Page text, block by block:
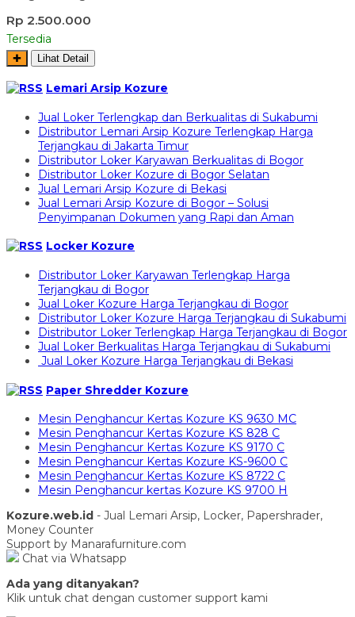
Rp 2.500.000
Tersedia
✚ Lihat Detail
Lemari Arsip Kozure
Jual Loker Terlengkap dan Berkualitas di Sukabumi
Distributor Lemari Arsip Kozure Terlengkap Harga
Terjangkau di Jakarta Timur
Distributor Loker Karyawan Berkualitas di Bogor
Distributor Loker Kozure di Bogor Selatan
Jual Lemari Arsip Kozure di Bekasi
Jual Lemari Arsip Kozure di Bogor – Solusi
Penyimpanan Dokumen yang Rapi dan Aman
Locker Kozure
Distributor Loker Karyawan Terlengkap Harga
Terjangkau di Bogor
Jual Loker Kozure Harga Terjangkau di Bogor
Distributor Loker Kozure Harga Terjangkau di Sukabumi
Distributor Loker Terlengkap Harga Terjangkau di Bogor
Jual Loker Berkualitas Harga Terjangkau di Sukabumi
Jual Loker Kozure Harga Terjangkau di Bekasi
Paper Shredder Kozure
Mesin Penghancur Kertas Kozure KS 9630 MC
Mesin Penghancur Kertas Kozure KS 828 C
Mesin Penghancur Kertas Kozure KS 9170 C
Mesin Penghancur Kertas Kozure KS-9600 C
Mesin Penghancur Kertas Kozure KS 8722 C
Mesin Penghancur kertas Kozure KS 9700 H
Kozure.web.id - Jual Lemari Arsip, Locker, Papershrader,
Money Counter
Support by Manarafurniture.com
Chat via Whatsapp
Ada yang ditanyakan?
Klik untuk chat dengan customer support kami